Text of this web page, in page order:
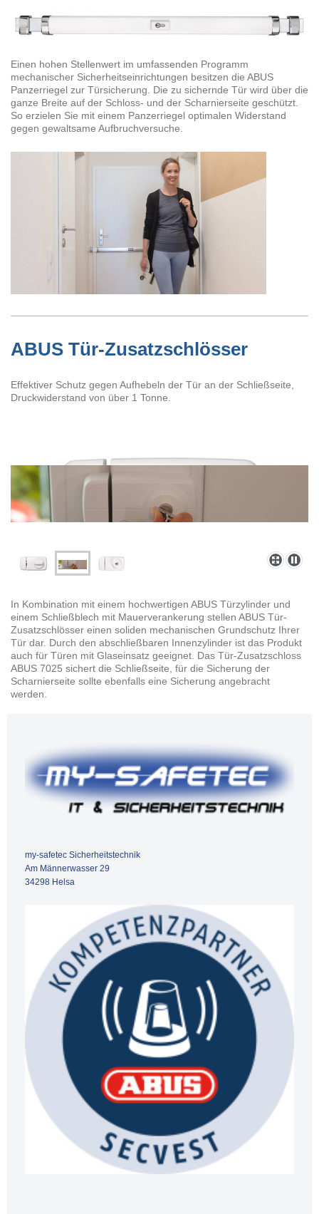
Einen hohen Stellenwert im umfassenden Programm
mechanischer Sicherheitseinrichtungen besitzen die ABUS
Panzerriegel zur Türsicherung. Die zu sichernde Tür wird über die
ganze Breite auf der Schloss- und der Scharnierseite geschützt.
So erzielen Sie mit einem Panzerriegel optimalen Widerstand
gegen gewaltsame Aufbruchversuche.
ABUS Tür-Zusatzschlösser
Effektiver Schutz gegen Aufhebeln der Tür an der Schließseite,
Druckwiderstand von über 1 Tonne.
In Kombination mit einem hochwertigen ABUS Türzylinder und
einem Schließblech mit Mauerverankerung stellen ABUS Tür-
Zusatzschlösser einen soliden mechanischen Grundschutz Ihrer
Tür dar. Durch den abschließbaren Innenzylinder ist das Produkt
auch für Türen mit Glaseinsatz geeignet. Das Tür-Zusatzschloss
ABUS 7025 sichert die Schließseite, für die Sicherung der
Scharnierseite sollte ebenfalls eine Sicherung angebracht
werden.
my-safetec Sicherheitstechnik
Am Männerwasser 29
34298 Helsa